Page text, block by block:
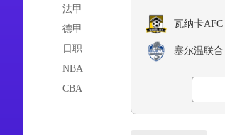
法甲
德甲
日职
NBA
CBA
瓦纳卡AFC
塞尔温联合